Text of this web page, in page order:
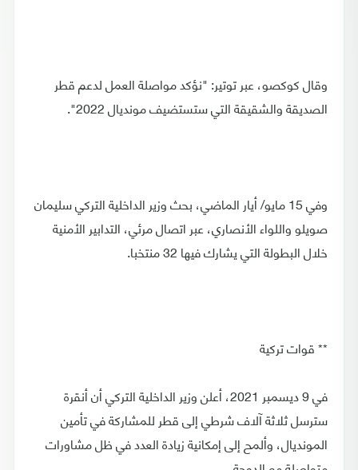
وقال كوكصو، عبر توتير: "نؤكد مواصلة العمل لدعم قطر
الصديقة والشقيقة التي ستستضيف مونديال 2022".
وفي 15 مايو/ أيار الماضي، بحث وزير الداخلية التركي سليمان
صويلو واللواء الأنصاري، عبر اتصال مرئي، التدابير الأمنية
خلال البطولة التي يشارك فيها 32 منتخبا.
** قوات تركية
في 9 ديسمبر 2021، أعلن وزير الداخلية التركي أن أنقرة
سترسل ثلاثة آلاف شرطي إلى قطر للمشاركة في تأمين
المونديال، وألمح إلى إمكانية زيادة العدد في ظل مشاورات